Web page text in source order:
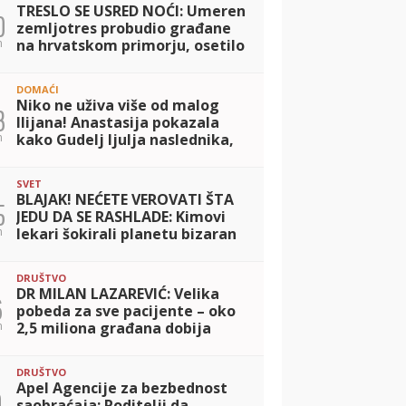
TRESLO SE USRED NOĆI: Umeren
zemljotres probudio građane
na hrvatskom primorju, osetilo
DOMAĆI
Niko ne uživa više od malog
Ilijana! Anastasija pokazala
kako Gudelj ljulja naslednika,
SVET
BLAJAK! NEĆETE VEROVATI ŠTA
JEDU DA SE RASHLADE: Kimovi
lekari šokirali planetu bizaran
DRUŠTVO
DR MILAN LAZAREVIĆ: Velika
pobeda za sve pacijente – oko
2,5 miliona građana dobija
DRUŠTVO
Apel Agencije za bezbednost